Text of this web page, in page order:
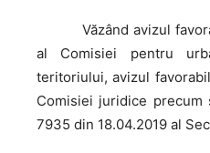
Văzând avizul
al Comisiei pentru
teritoriului, avizul
Comisiei juridice
7935 din 18.04.2019 al